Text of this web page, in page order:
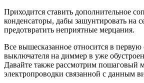
Приходится ставить дополнительное
конденсаторы, дабы зашунтировать на
предотвратить неприятные мерцания.
Все вышесказанное относится в первую
выключателя на диммер в уже
Давайте также рассмотрим пошаговый
электропроводки связанной с данным